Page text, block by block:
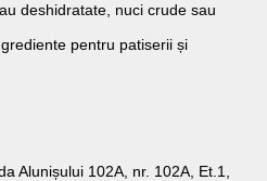
deshidratate, nuci crude sau
pentru patiserii și
Alunișului 102A, nr. 102A, Et.1,